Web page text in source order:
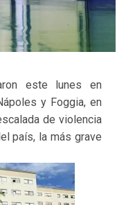
este lunes en
y Foggia, en
de violencia
país, la más grave